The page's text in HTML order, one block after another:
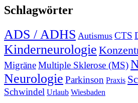
Schlagwörter
ADS / ADHS Autismus CTS
Kinderneurologie
MigräneMultiple Sklerose (MS)
Neurologie Parkinson Praxis
Schwindel Urlaub Wiesbaden